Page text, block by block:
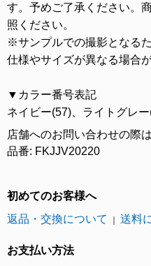
す。予めご了承ください。
照ください。
※サンプルでの撮影となる
仕様やサイズが異なる場合
▼カラー番号表記
ネイビー(57)、ライトグレ
店舗へのお問い合わせの際
品番: FKJJV20220
初めてのお客様へ
返品・交換について
｜ 送料
お支払い方法